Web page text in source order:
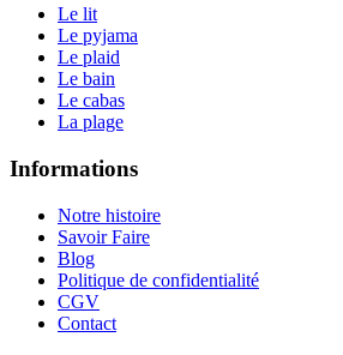
Le lit
Le pyjama
Le plaid
Le bain
Le cabas
La plage
Informations
Notre histoire
Savoir Faire
Blog
Politique de confidentialité
CGV
Contact